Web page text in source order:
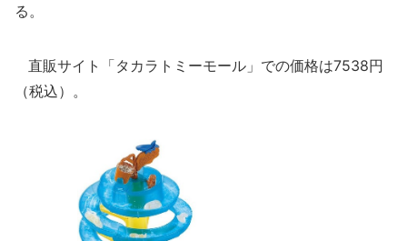
る。
直販サイト「タカラトミーモール」での価格は7538円
（税込）。